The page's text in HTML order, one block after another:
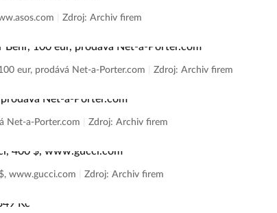
Zdroj: Archiv firem
eur, prodává Net-a-Porter.com Zdroj: Archiv firem
Net-a-Porter.com Zdroj: Archiv firem
www.gucci.com Zdroj: Archiv firem